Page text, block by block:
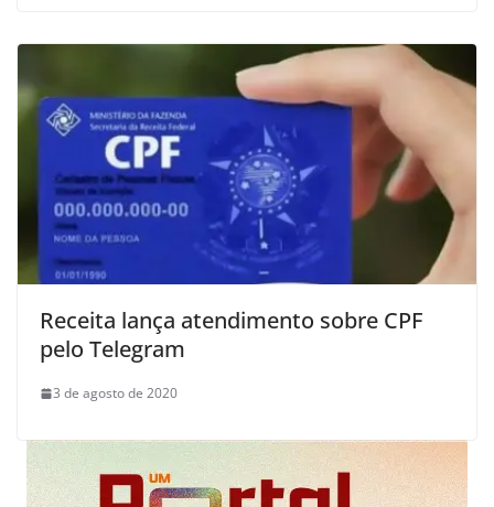
Receita lança atendimento sobre CPF
pelo Telegram
3 de agosto de 2020